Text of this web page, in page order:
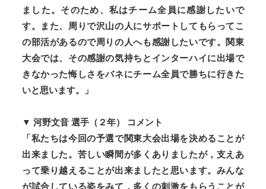
ました。そのため、私はチーム全員に感謝したいで
す。また、周りで沢山の人にサポートしてもらってこ
の部活があるので周りの人へも感謝したいです。関東
大会では、その感謝の気持ちとインターハイに出場で
きなかった悔しさをバネにチーム全員で勝ちに行きた
いと思います。」
▼ 河野文音 選手（２年） コメント
「私たちは今回の予選で関東大会出場を決めることが
出来ました。苦しい瞬間が多くありましたが，支えあ
って乗り越えることが出来ましたと思います。みんな
が試合している姿をみて，多くの刺激をもらうことが